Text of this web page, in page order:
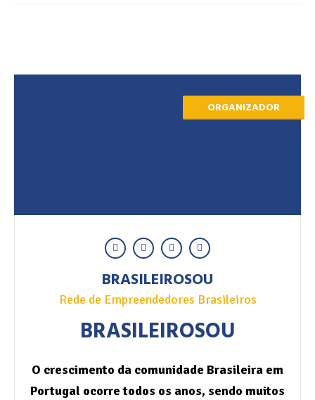
ORGANIZADOR
BRASILEIROSOU
Rede de Empreendedores Brasileiros
BRASILEIROSOU
O crescimento da comunidade Brasileira em
Portugal ocorre todos os anos, sendo muitos